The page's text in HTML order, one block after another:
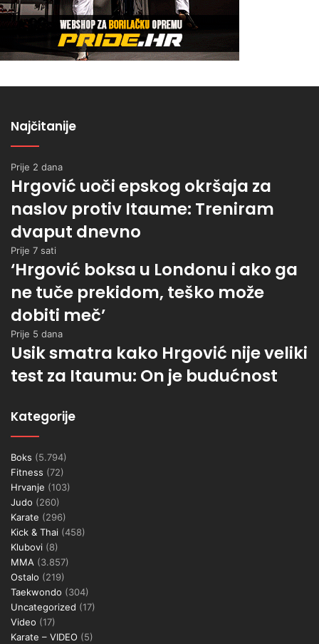
Najčitanije
Prije 2 dana
Hrgović uoči epskog okršaja za
naslov protiv Itaume: Treniram
dvaput dnevno
Prije 7 sati
‘Hrgović boksa u Londonu i ako ga
ne tuče prekidom, teško može
dobiti meč’
Prije 5 dana
Usik smatra kako Hrgović nije veliki
test za Itaumu: On je budućnost
Kategorije
Boks (5.794)
Fitness (72)
Hrvanje (103)
Judo (260)
Karate (296)
Kick & Thai (458)
Klubovi (8)
MMA (3.857)
Ostalo (219)
Taekwondo (304)
Uncategorized (17)
Video (17)
Karate – VIDEO (5)